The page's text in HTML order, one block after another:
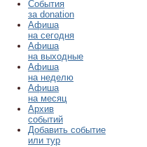
События
за donation
Афиша
на сегодня
Афиша
на выходные
Афиша
на неделю
Афиша
на месяц
Архив
событий
Добавить событие
или тур